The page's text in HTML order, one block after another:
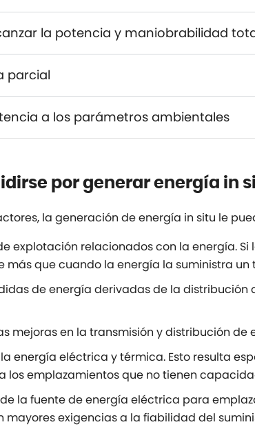
la potencia y maniobrabilidad
parcial
a los parámetros ambientales
por generar energía in
la generación de energía in situ le
explotación relacionados con la energía.
más que cuando la energía la suministra
de energía derivadas de la
mejoras en la transmisión y distribución
energía eléctrica y térmica. Esto resulta
los emplazamientos que no tienen
la fuente de energía eléctrica para
mayores exigencias a la fiabilidad del